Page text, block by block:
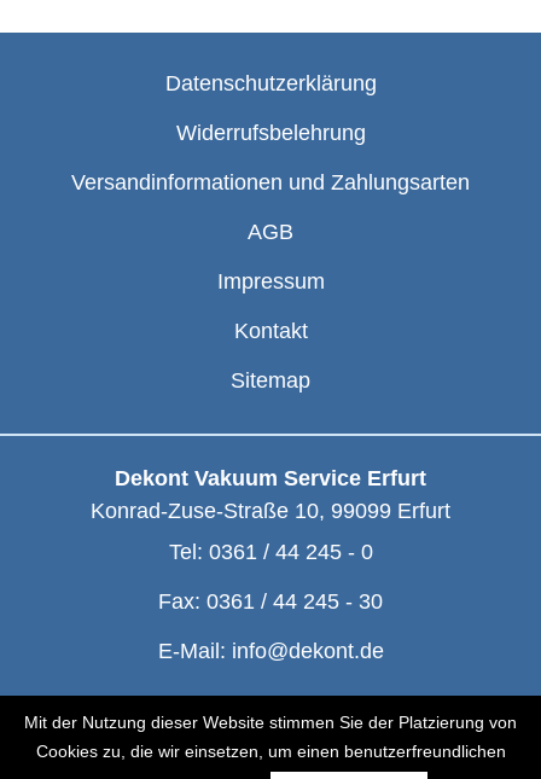
Mit der Nutzung dieser Website stimmen Sie der Platzierung von
Cookies zu, die wir einsetzen, um einen benutzerfreundlichen
Datenschutzerklärung
Widerrufsbelehrung
Versandinformationen und Zahlungsarten
AGB
Impressum
Kontakt
Sitemap
Dekont Vakuum Service Erfurt
Konrad-Zuse-Straße 10, 99099 Erfurt
Tel: 0361 / 44 245 - 0
Fax: 0361 / 44 245 - 30
E-Mail: info@dekont.de
© Dekont 1991 - 2026